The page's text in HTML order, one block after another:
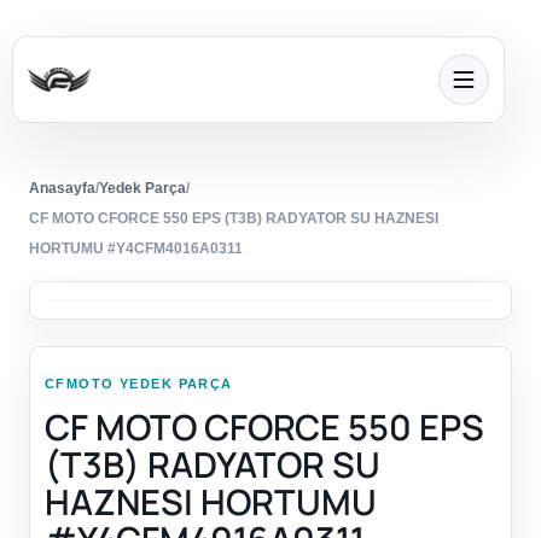
Anasayfa/Yedek Parça/
CF MOTO CFORCE 550 EPS (T3B) RADYATOR SU HAZNESI
HORTUMU #Y4CFM4016A0311
CFMOTO YEDEK PARÇA
CF MOTO CFORCE 550 EPS
(T3B) RADYATOR SU
HAZNESI HORTUMU